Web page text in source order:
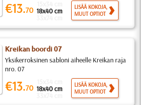
€13.70 18x40 cm
LISÄÄ KOKOJA,
MUUT OPTIOT
Kreikan boordi 07
Yksikerroksinen sabloni aiheelle Kreikan raja
nro. 07
€13.70 18x40 cm
LISÄÄ KOKOJA,
MUUT OPTIOT